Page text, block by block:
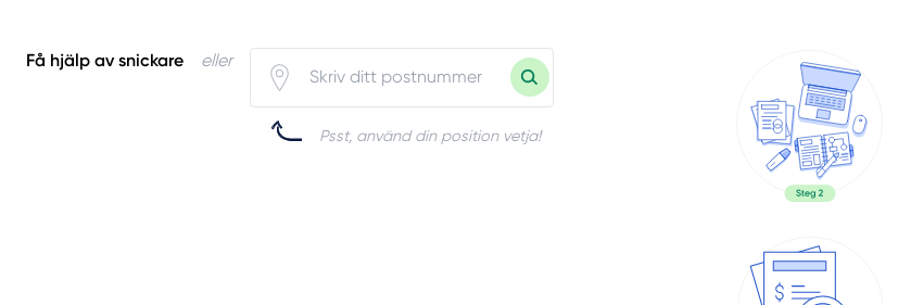
Få hjälp av snickare eller
Psst, använd din position vetja!